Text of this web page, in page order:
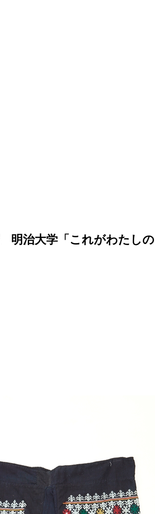
明治大学「これがわたし